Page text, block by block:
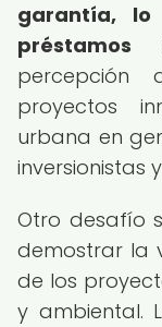
garantía,
préstamos
proyectos
urbana en
inversionistas
Otro desafío
demostrar la
de los
y ambiental.